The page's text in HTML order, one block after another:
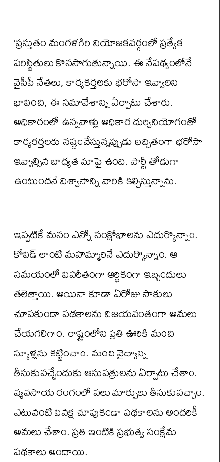
‘ప్రస్తుతం మంగళగిరి నియోజకవర్గంలో ప్రత్యేక
పరిస్థితులు కొనసాగుతున్నాయి. ఈ నేపథ్యంలోనే
వైసీపీ నేతలు, కార్యకర్తలకు భరోసా ఇవ్వాలని
భావించి, ఈ సమావేశాన్ని ఏర్పాటు చేశారు.
అధికారంలో ఉన్నవాళ్లు అధికార దుర్వినియోగంతో
కార్యకర్తలకు నష్టంచేస్తున్నప్పుడు ఖచ్చితంగా భరోసా
ఇవ్వాల్సిన బాధ్యత మాపై ఉంది. పార్టీ తోడుగా
ఉంటుందనే విశ్వాసాన్ని వారికి కల్పిస్తున్నాను.
ఇప్పటికే మనం ఎన్నో సంక్షోభాలను ఎదుర్కొన్నాం.
కోవిడ్ లాంటి మహమ్మారినే ఎదుర్కొన్నాం. ఆ
సమయంలో విపరీతంగా ఆర్థికంగా ఇబ్బందులు
తలెత్తాయి. అయినా కూడా ఏరోజు సాకులు
చూపకుండా పథకాలను విజయవంతంగా అమలు
చేయగలిగాం. రాష్ట్రంలోని ప్రతి ఊరికి మంచి
స్కూళ్లను కట్టించాం. మంచి వైద్యాన్ని
తీసుకువచ్చేందుకు ఆసుపత్రులను ఏర్పాటు చేశాం.
వ్యవసాయ రంగంలో పలు మార్పులు తీసుకువచ్చాం.
ఎటువంటి వివక్ష చూపుకండా పథకాలను అందరికీ
అమలు చేశాం. ప్రతి ఇంటికి ప్రభుత్వ సంక్షేమ
పథకాలు అందాయి.